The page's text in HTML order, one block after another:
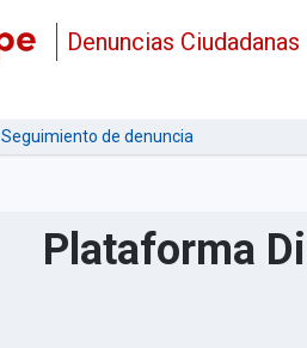
Denuncias Ciudadanas
Seguimiento de denuncia
Plataforma